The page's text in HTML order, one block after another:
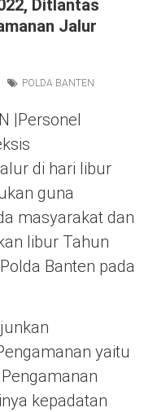
Ditlantas
Jalur
POLDA BANTEN
|Personel
di hari libur
guna
masyarakat dan
libur Tahun
Banten pada
yaitu
kepadatan